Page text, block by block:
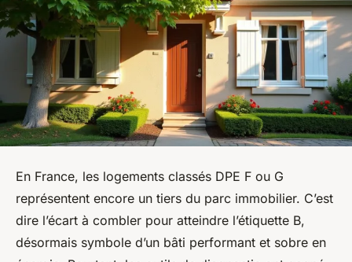
En France, les logements classés DPE F ou G
représentent encore un tiers du parc immobilier. C’est
dire l’écart à combler pour atteindre l’étiquette B,
désormais symbole d’un bâti performant et sobre en